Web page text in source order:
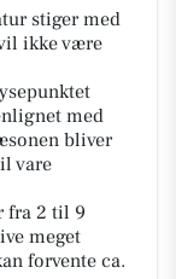
stiger med
ikke være
med
bliver
vare
fra 2 til 9
meget
forvente ca.